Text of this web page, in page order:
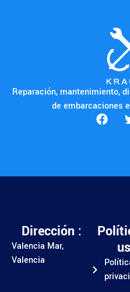
Reparación, mantenimiento,
de embarcaciones
Dirección :
Valencia Mar,
Valencia